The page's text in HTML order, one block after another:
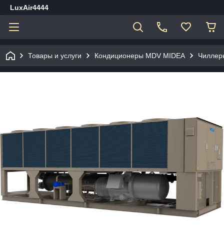
LuxAir4444
Товары и услуги Кондиционеры MDV MIDEA